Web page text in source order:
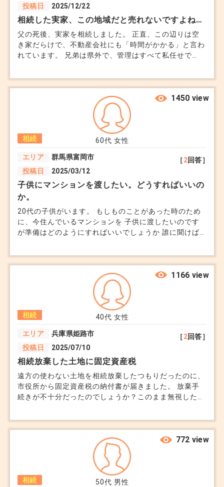
早く現金化できますが、価格はやや低めになりま
す。
（売却時期の判断）
グを選びましょう。
季節や地域ごとの需要も考慮すると、売却がスムー
ズに進む場合があります。
5. 専門家への相談
相続不動産の売却には法律や税金に関する知識が必
要です。以下の専門家に相談するのが安心です。
・司法書士：相続登記の手続き。
・税理士：譲渡所得税や特例の適用に関する相談。
・不動産会社：売却戦略や市場の動向についての相
家には思い出が詰まっている場合が多く、家族内で
意見が分かれることもあります。売却をスムーズに
進めるために、以下を心掛けましょう。
・家族全員で話し合い、納得の上で進める。
・感情面でのサポートが必要な場合は、第三者に相
談する。
相続人が複数いる場合、全員の同意が必要です。
後々のトラブルを防ぐため、書面に残しておきまし
ょう。買主との契約書は慎重に確認し、不明点は専
門家に相談してください。
投稿日
2025/12/22
相続した実家、この地域だと売れないですよね…
父の死後、実家を相続しました。 正直、この辺りは空
き家だらけで、不動産会社にも「時間がかかる」と言わ
れています。 兄弟は県外で、管理はすべて私任せで
ならまだしも、この地域で持ち続ける意味があるのか分
かりません。 相続した不動産が“負債”になる感覚を、誰
に相談すればいいのでしょうか。
60代 女性
相続
エリア
群馬県富岡市
投稿日
2025/03/12
［2回答］
1450 view
子供にマンションを渡したい。どうすればいいの
か。
20代の子供がいます。 もしものことがあった時のため
に、今住んでいるマンションを 子供に渡したいのです
が準備はどのようにすればいいでしょうか 誰に聞けば
40代 女性
相続
エリア
兵庫県姫路市
投稿日
2025/07/10
［2回答］
1166 view
相続放棄した土地に固定資産税
遠方の使わない土地を相続放棄したつもりだったのに、
市役所から固定資産税の納付書が届きました。 放棄手
続きが不十分だったのでしょうか？このまま無視したら
50代 男性
相続
772 view